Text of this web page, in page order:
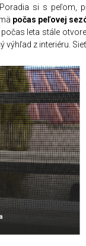
si s peľom,
počas peľovej sez
počas leta stále
výhľad z interiéru.